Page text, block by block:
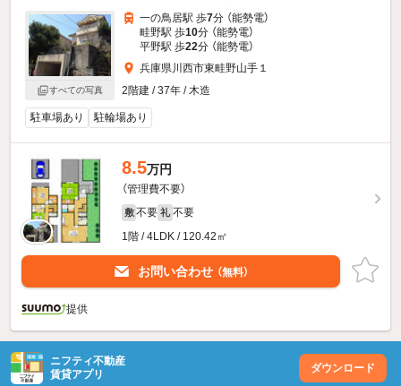
すべての写真
一の鳥居駅 歩7分 （能勢電）
畦野駅 歩10分 （能勢電）
平野駅 歩22分 （能勢電）
兵庫県川西市東畦野山手１
2階建 / 37年 / 木造
駐車場あり 駐輪場あり
8.5万円
（管理費不要）
敷 不要 礼 不要
1階 / 4LDK / 120.42㎡
お問い合わせ （無料）
提供
ニフティ不動産
賃貸アプリ
ダウンロード